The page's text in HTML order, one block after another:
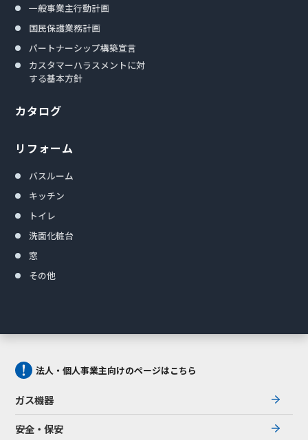
一般事業主行動計画
国民保護業務計画
パートナーシップ構築宣言
カスタマーハラスメントに対
する基本方針
カタログ
リフォーム
バスルーム
キッチン
トイレ
洗面化粧台
窓
その他
法人・個人事業主向けのページはこちら
ガス機器
安全・保安